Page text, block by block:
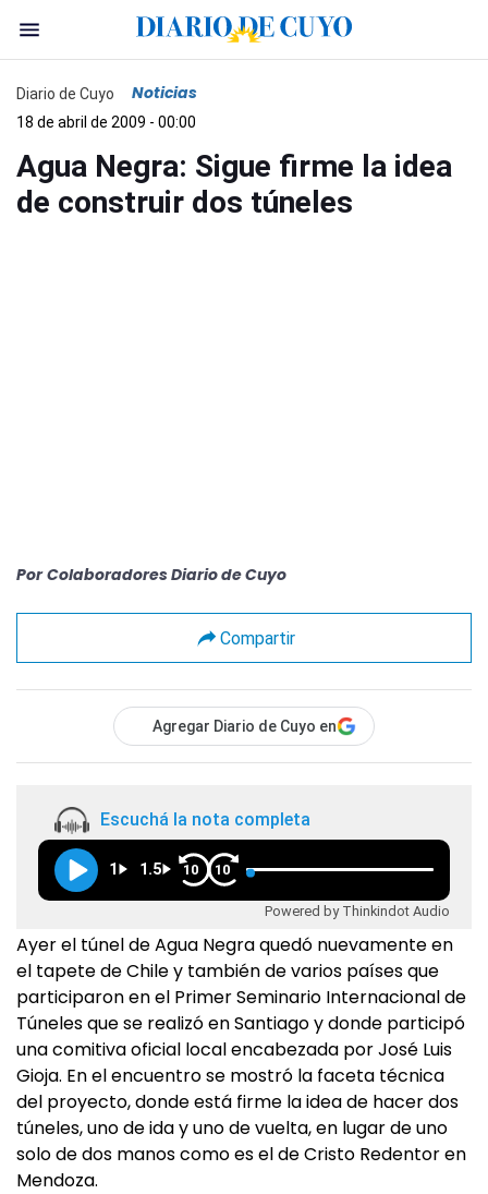
Diario de Cuyo Noticias
18 de abril de 2009 - 00:00
Agua Negra: Sigue firme la idea
de construir dos túneles
Por Colaboradores Diario de Cuyo
Compartir
Agregar Diario de Cuyo en
Escuchá la nota completa
1 1.5 10 10
Powered by Thinkindot Audio
Ayer el túnel de Agua Negra quedó nuevamente en
el tapete de Chile y también de varios países que
participaron en el Primer Seminario Internacional de
Túneles que se realizó en Santiago y donde participó
una comitiva oficial local encabezada por José Luis
Gioja. En el encuentro se mostró la faceta técnica
del proyecto, donde está firme la idea de hacer dos
túneles, uno de ida y uno de vuelta, en lugar de uno
solo de dos manos como es el de Cristo Redentor en
Mendoza.